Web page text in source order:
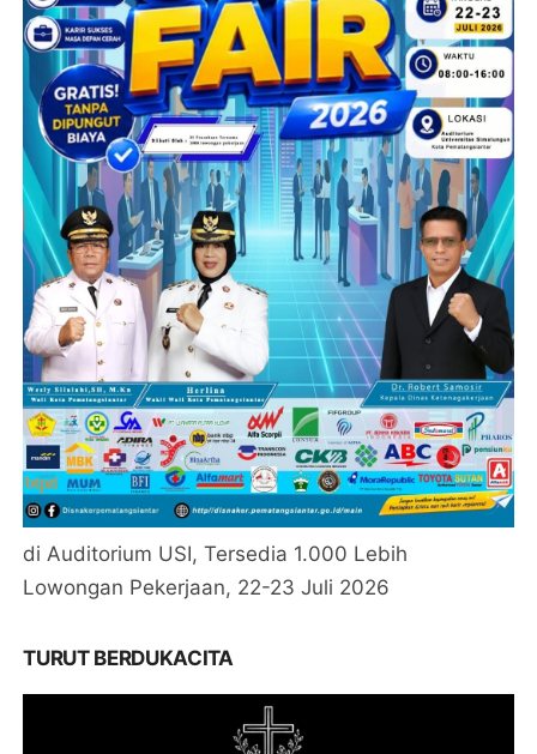
di Auditorium USI, Tersedia 1.000 Lebih
Lowongan Pekerjaan, 22-23 Juli 2026
TURUT BERDUKACITA